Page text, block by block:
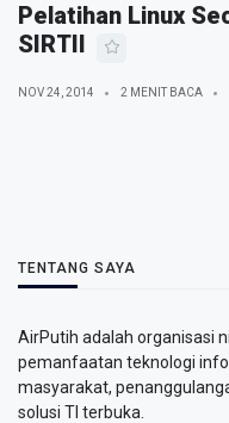
Pelatihan Linux
SIRTII
NOV 24, 2014 2 MENIT BACA
TENTANG SAYA
AirPutih adalah organisasi
pemanfaatan teknologi
masyarakat,
solusi TI terbuka.